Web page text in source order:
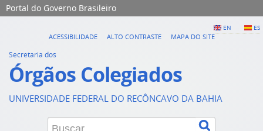
Portal do Governo Brasileiro
EN ES
ACESSIBILIDADE ALTO CONTRASTE MAPA DO SITE
Secretaria dos
Órgãos Colegiados
UNIVERSIDADE FEDERAL DO RECÔNCAVO DA BAHIA